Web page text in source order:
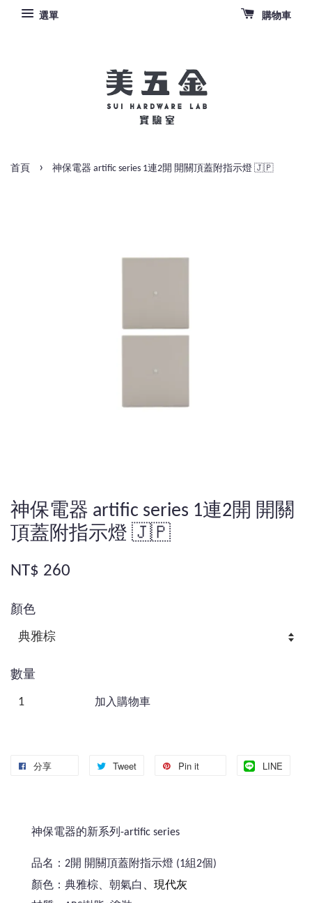
選單 購物車
首頁 › 神保電器 artific series 1連2開 開關頂蓋附指示燈 🇯🇵
神保電器 artific series 1連2開 開關
頂蓋附指示燈 🇯🇵
NT$ 260
顏色
數量
加入購物車
分享 Tweet Pin it LINE
神保電器的新系列-artific series
品名：2開 開關頂蓋附指示燈 (1組2個)
顏色：典雅棕、朝氣白 、現代灰